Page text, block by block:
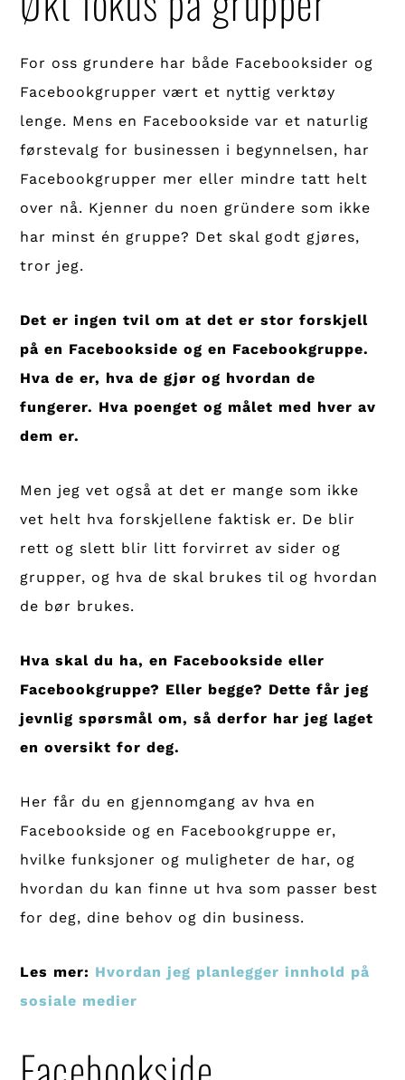
For oss grundere har både Facebooksider og
Facebookgrupper vært et nyttig verktøy
lenge. Mens en Facebookside var et naturlig
førstevalg for businessen i begynnelsen, har
Facebookgrupper mer eller mindre tatt helt
over nå. Kjenner du noen gründere som ikke
har minst én gruppe? Det skal godt gjøres,
tror jeg.
Det er ingen tvil om at det er stor forskjell
på en Facebookside og en Facebookgruppe.
Hva de er, hva de gjør og hvordan de
fungerer. Hva poenget og målet med hver av
dem er.
Men jeg vet også at det er mange som ikke
vet helt hva forskjellene faktisk er. De blir
rett og slett blir litt forvirret av sider og
grupper, og hva de skal brukes til og hvordan
de bør brukes.
Hva skal du ha, en Facebookside eller
Facebookgruppe? Eller begge? Dette får jeg
jevnlig spørsmål om, så derfor har jeg laget
en oversikt for deg.
Her får du en gjennomgang av hva en
Facebookside og en Facebookgruppe er,
hvilke funksjoner og muligheter de har, og
hvordan du kan finne ut hva som passer best
for deg, dine behov og din business.
Les mer: Hvordan jeg planlegger innhold på
sosiale medier